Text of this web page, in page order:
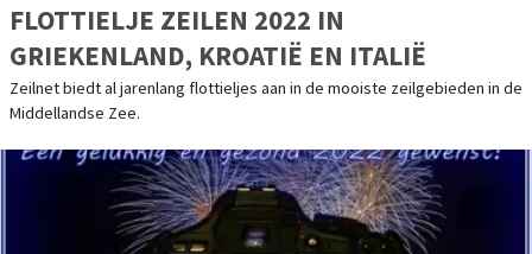
FLOTTIELJE ZEILEN 2022 IN
GRIEKENLAND, KROATIË EN ITALIË
Zeilnet biedt al jarenlang flottieljes aan in de mooiste zeilgebieden in de
Middellandse Zee.